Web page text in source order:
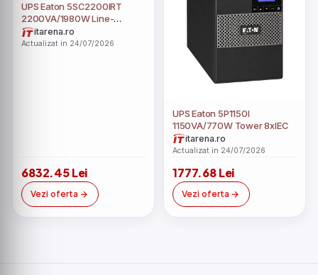
UPS Eaton 5SC2200IRT
2200VA/1980W Line-
Interactive
itarena.ro
Actualizat in 24/07/2026
6832.45 Lei
Vezi oferta
UPS Eaton 5P1150I
1150VA/770W Tower 8xIEC
itarena.ro
Actualizat in 24/07/2026
1777.68 Lei
Vezi oferta